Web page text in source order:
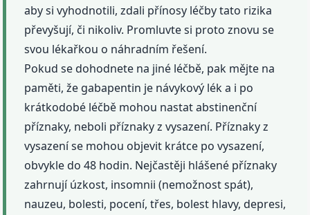
aby si vyhodnotili, zdali přínosy léčby tato rizika
převyšují, či nikoliv. Promluvte si proto znovu se
svou lékařkou o náhradním řešení.
Pokud se dohodnete na jiné léčbě, pak mějte na
paměti, že gabapentin je návykový lék a i po
krátkodobé léčbě mohou nastat abstinenční
příznaky, neboli příznaky z vysazení. Příznaky z
vysazení se mohou objevit krátce po vysazení,
obvykle do 48 hodin. Nejčastěji hlášené příznaky
zahrnují úzkost, insomnii (nemožnost spát),
nauzeu, bolesti, pocení, třes, bolest hlavy, depresi,